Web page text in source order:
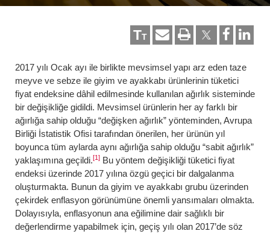
TT
2017 yılı Ocak ayı ile birlikte mevsimsel yapı arz eden taze
meyve ve sebze ile giyim ve ayakkabı ürünlerinin tüketici
fiyat endeksine dâhil edilmesinde kullanılan ağırlık sisteminde
bir değişikliğe gidildi. Mevsimsel ürünlerin her ay farklı bir
ağırlığa sahip olduğu “değişken ağırlık” yönteminden, Avrupa
Birliği İstatistik Ofisi tarafından önerilen, her ürünün yıl
boyunca tüm aylarda aynı ağırlığa sahip olduğu “sabit ağırlık”
yaklaşımına geçildi.[1] Bu yöntem değişikliği tüketici fiyat
endeksi üzerinde 2017 yılına özgü geçici bir dalgalanma
oluşturmakta. Bunun da giyim ve ayakkabı grubu üzerinden
çekirdek enflasyon görünümüne önemli yansımaları olmakta.
Dolayısıyla, enflasyonun ana eğilimine dair sağlıklı bir
değerlendirme yapabilmek için, geçiş yılı olan 2017’de söz